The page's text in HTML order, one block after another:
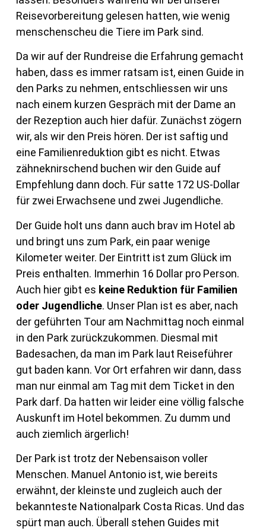
Reisevorbereitung gelesen hatten, wie wenig
menschenscheu die Tiere im Park sind.
Da wir auf der Rundreise die Erfahrung gemacht
haben, dass es immer ratsam ist, einen Guide in
den Parks zu nehmen, entschliessen wir uns
nach einem kurzen Gespräch mit der Dame an
der Rezeption auch hier dafür. Zunächst zögern
wir, als wir den Preis hören. Der ist saftig und
eine Familienreduktion gibt es nicht. Etwas
zähneknirschend buchen wir den Guide auf
Empfehlung dann doch. Für satte 172 US-Dollar
für zwei Erwachsene und zwei Jugendliche.
Der Guide holt uns dann auch brav im Hotel ab
und bringt uns zum Park, ein paar wenige
Kilometer weiter. Der Eintritt ist zum Glück im
Preis enthalten. Immerhin 16 Dollar pro Person.
Auch hier gibt es keine Reduktion für Familien
oder Jugendliche. Unser Plan ist es aber, nach
der geführten Tour am Nachmittag noch einmal
in den Park zurückzukommen. Diesmal mit
Badesachen, da man im Park laut Reiseführer
gut baden kann. Vor Ort erfahren wir dann, dass
man nur einmal am Tag mit dem Ticket in den
Park darf. Da hatten wir leider eine völlig falsche
Auskunft im Hotel bekommen. Zu dumm und
auch ziemlich ärgerlich!
Der Park ist trotz der Nebensaison voller
Menschen. Manuel Antonio ist, wie bereits
erwähnt, der kleinste und zugleich auch der
bekannteste Nationalpark Costa Ricas. Und das
spürt man auch. Überall stehen Guides mit